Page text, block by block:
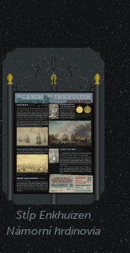
Stĺp Enkhuizen
Námorní hrdinovia